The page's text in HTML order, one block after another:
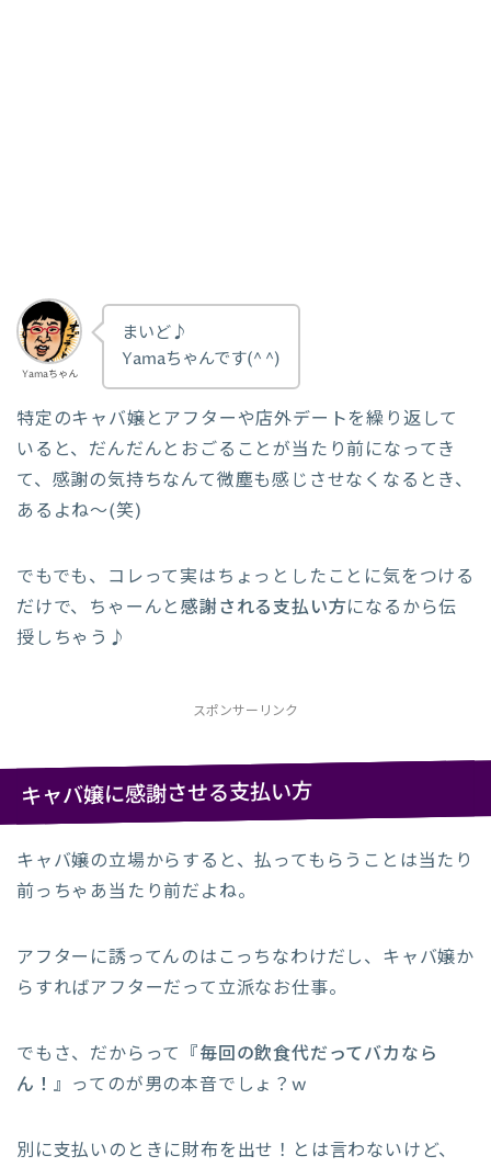
Yamaちゃん
まいど♪
Yamaちゃんです(^ ^)
特定のキャバ嬢とアフターや店外デートを繰り返して
いると、だんだんとおごることが当たり前になってき
て、感謝の気持ちなんて微塵も感じさせなくなるとき、
あるよね〜(笑)
でもでも、コレって実はちょっとしたことに気をつける
だけで、ちゃーんと感謝される支払い方になるから伝
授しちゃう♪
スポンサーリンク
キャバ嬢に感謝させる支払い方
キャバ嬢の立場からすると、払ってもらうことは当たり
前っちゃあ当たり前だよね。
アフターに誘ってんのはこっちなわけだし、キャバ嬢か
らすればアフターだって立派なお仕事。
でもさ、だからって 『毎回の飲食代だってバカなら
ん！』 ってのが男の本音でしょ？w
別に支払いのときに財布を出せ！とは言わないけど、